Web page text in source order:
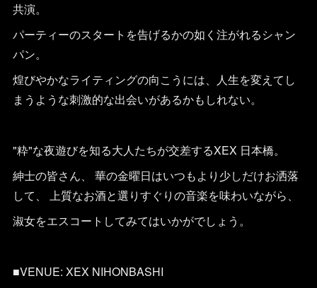
共演。
パーティーのスタートを告げるかの如く注がれるシャン
パン。
煌びやかなライティングの向こうには、人生を変えてし
まうような刺激的な出会いがあるかもしれない。
"粋"な夜遊びを知る大人たちが交差するXEX 日本橋。
紳士の皆さん、 華の金曜日はいつもより少しだけお洒落
して、 上質なお酒と選りすぐりの音楽を味わいながら、
淑女をエスコートしてみてはいかがでしょう。
■VENUE: XEX NIHONBASHI